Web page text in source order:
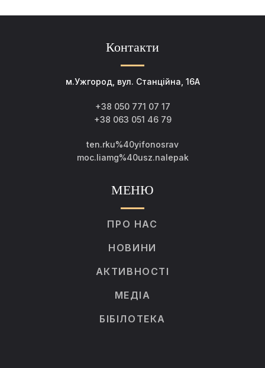
Контакти
м.Ужгород, вул. Станційна, 16А
+38 050 771 07 17
+38 063 051 46 79
ten.rku%40yifonosrav
moc.liamg%40usz.nalepak
МЕНЮ
ПРО НАС
НОВИНИ
АКТИВНОСТІ
МЕДІА
БІБІЛОТЕКА